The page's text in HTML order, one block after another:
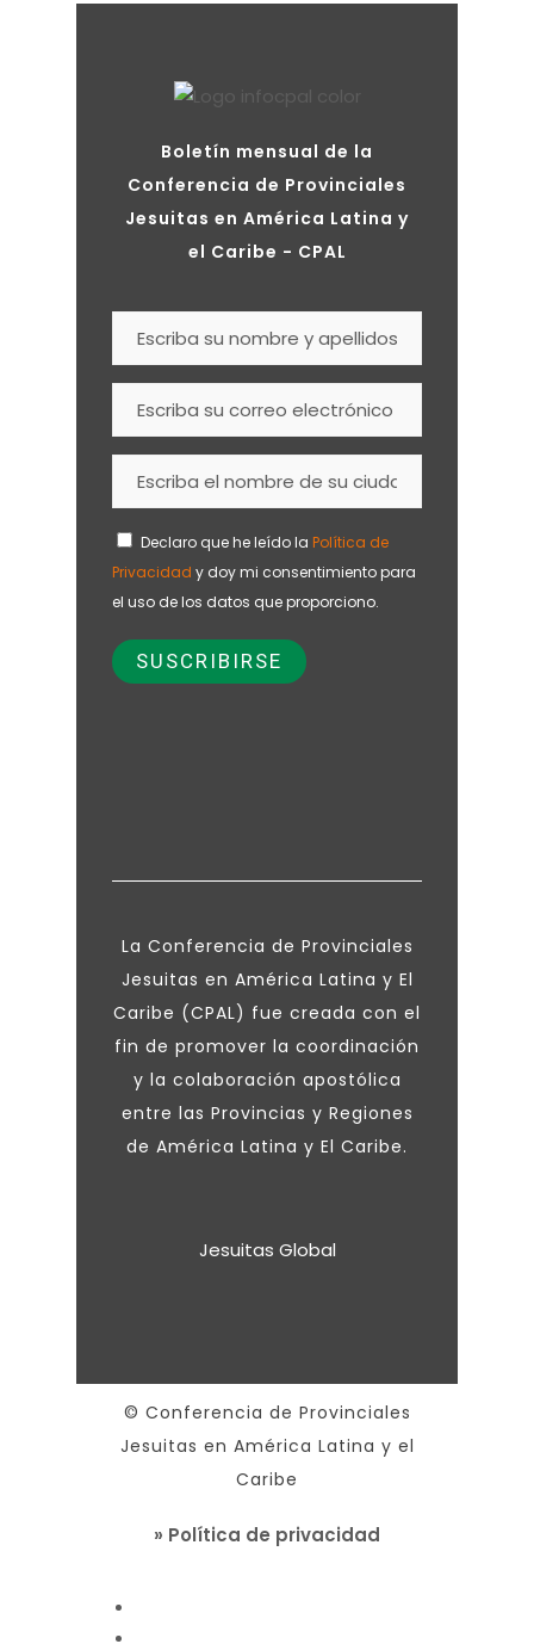
Boletín mensual de la
Conferencia de Provinciales
Jesuitas en América Latina y
el Caribe - CPAL
Declaro que he leído la Política de
Privacidad y doy mi consentimiento para
el uso de los datos que proporciono.
La Conferencia de Provinciales
Jesuitas en América Latina y El
Caribe (CPAL) fue creada con el
fin de promover la coordinación
y la colaboración apostólica
entre las Provincias y Regiones
de América Latina y El Caribe.
Jesuitas Global
© Conferencia de Provinciales
Jesuitas en América Latina y el
Caribe
» Política de privacidad